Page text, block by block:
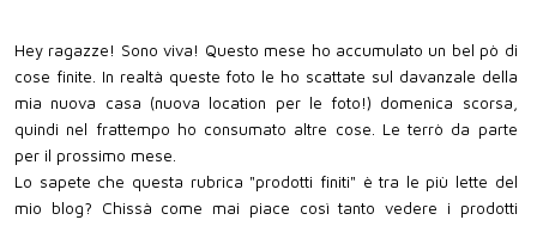
Hey ragazze! Sono viva! Questo mese ho accumulato un bel pò di
cose finite. In realtà queste foto le ho scattate sul davanzale della
mia nuova casa (nuova location per le foto!) domenica scorsa,
quindi nel frattempo ho consumato altre cose. Le terrò da parte
per il prossimo mese.
Lo sapete che questa rubrica "prodotti finiti" è tra le più lette del
mio blog? Chissà come mai piace così tanto vedere i prodotti